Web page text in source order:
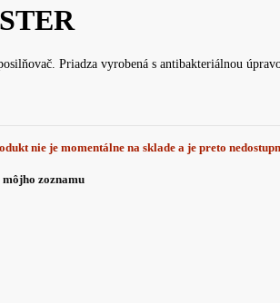
Priadza vyrobená s antibakteriálnou
nie je momentálne na sklade a je preto
zoznamu